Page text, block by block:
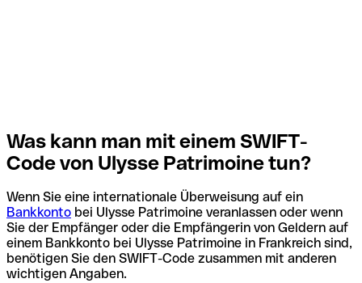
Was kann man mit einem SWIFT-
Code von Ulysse Patrimoine tun?
Wenn Sie eine internationale Überweisung auf ein
Bankkonto bei Ulysse Patrimoine veranlassen oder wenn
Sie der Empfänger oder die Empfängerin von Geldern auf
einem Bankkonto bei Ulysse Patrimoine in Frankreich sind,
benötigen Sie den SWIFT-Code zusammen mit anderen
wichtigen Angaben.